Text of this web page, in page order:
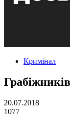
Кримінал
20.07.2018
1077